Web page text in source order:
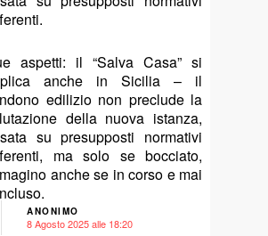
aspetti: il “Salva Casa” si
anche in Sicilia – il
edilizio non preclude la
della nuova istanza,
su presupposti normativi
ma solo se bocciato,
anche se in corso e mai
ANONIMO
8 Agosto 2025 alle 18:20